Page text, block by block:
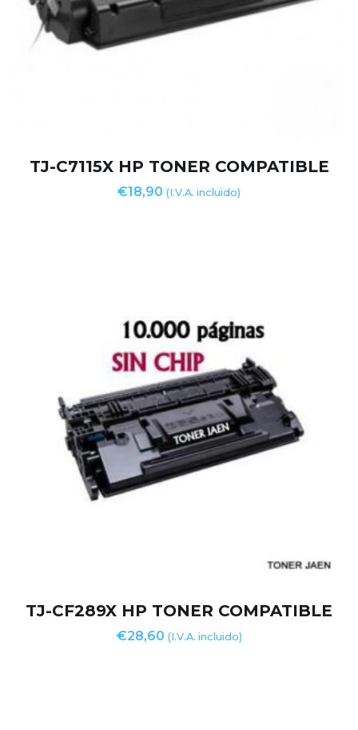
TJ-C7115X HP TONER COMPATIBLE
€18,90 (I.V.A. incluido)
TJ-CF289X HP TONER COMPATIBLE
€28,60 (I.V.A. incluido)